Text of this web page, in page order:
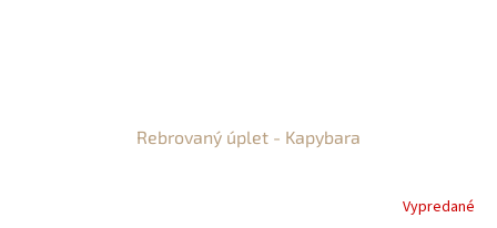
Rebrovaný úplet - Kapybara
Vypredané